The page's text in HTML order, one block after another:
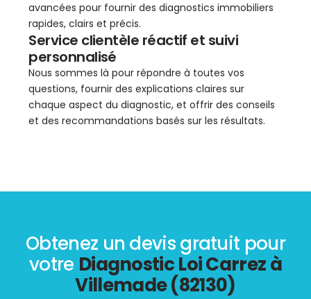
avancées pour fournir des diagnostics immobiliers
rapides, clairs et précis.
Service clientèle réactif et suivi
personnalisé
Nous sommes là pour répondre à toutes vos
questions, fournir des explications claires sur
chaque aspect du diagnostic, et offrir des conseils
et des recommandations basés sur les résultats.
Obtenez un devis gratuit pour
votre Diagnostic Loi Carrez à
Villemade (82130)